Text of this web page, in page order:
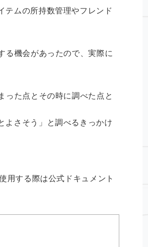
テムの所持数管理やフレンド
る機会があったので、実際に
った点とその時に調べた点と
よさそう」と調べるきっかけ
用する際は公式ドキュメント